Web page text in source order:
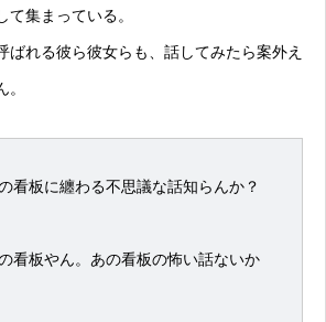
て集まっている。
ばれる彼ら彼女らも、話してみたら案外え
看板に纏わる不思議な話知らんか？
看板やん。あの看板の怖い話ないか